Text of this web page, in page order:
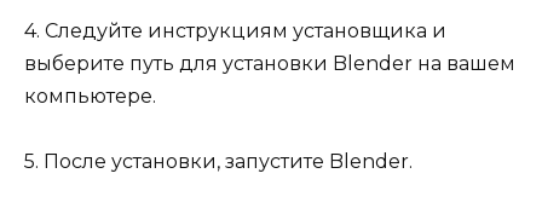
4. Следуйте инструкциям установщика и
выберите путь для установки Blender на вашем
компьютере.
5. После установки, запустите Blender.